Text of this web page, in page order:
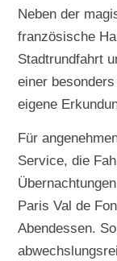
Neben der
französische
Stadtrundfahrt
einer
eigene
Für
Service, die
Paris Val de
Abendessen.